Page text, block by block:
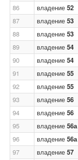
86
владение 52
87
владение 53
88
владение 53
89
владение 54
90
владение 54
91
владение 55
92
владение 55
93
владение 56
94
владение 56
95
владение 56а
96
владение 56а
97
владение 57